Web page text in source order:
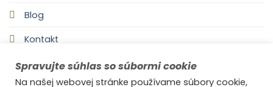
Blog
Kontakt
Spravujte súhlas so súbormi cookie
Na našej webovej stránke používame súbory cookie,